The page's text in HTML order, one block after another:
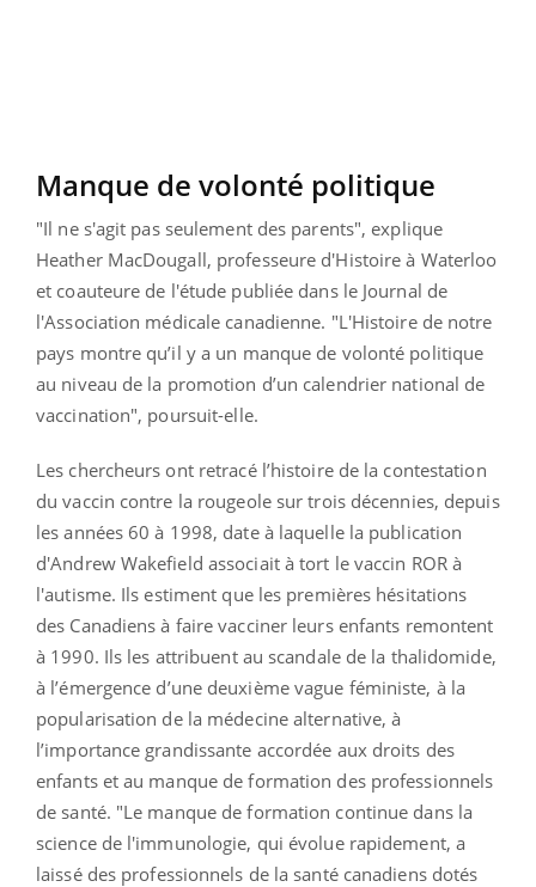
Manque de volonté politique
"Il ne s'agit pas seulement des parents", explique
Heather MacDougall, professeure d'Histoire à Waterloo
et coauteure de l'étude publiée dans le Journal de
l'Association médicale canadienne. "L'Histoire de notre
pays montre qu’il y a un manque de volonté politique
au niveau de la promotion d’un calendrier national de
vaccination", poursuit-elle.
Les chercheurs ont retracé l’histoire de la contestation
du vaccin contre la rougeole sur trois décennies, depuis
les années 60 à 1998, date à laquelle la publication
d'Andrew Wakefield associait à tort le vaccin ROR à
l'autisme. Ils estiment que les premières hésitations
des Canadiens à faire vacciner leurs enfants remontent
à 1990. Ils les attribuent au scandale de la thalidomide,
à l’émergence d’une deuxième vague féministe, à la
popularisation de la médecine alternative, à
l’importance grandissante accordée aux droits des
enfants et au manque de formation des professionnels
de santé. "Le manque de formation continue dans la
science de l'immunologie, qui évolue rapidement, a
laissé des professionnels de la santé canadiens dotés